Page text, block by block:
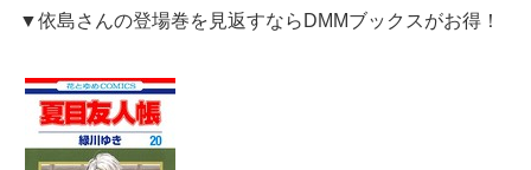
▼依島さんの登場巻を見返すならDMMブックスがお得！